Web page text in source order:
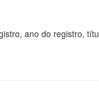
ano do registro,